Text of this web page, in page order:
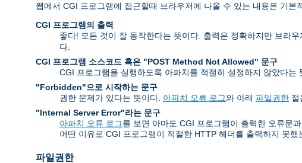
웹에서 CGI 프로그램에 접근할때 브라우저에 나올 수 있는 내용은 기본
CGI 프로그램의 출력
좋다! 모든 것이 잘 동작한다는 뜻이다. 출력은 정확하지만 브라
다.
CGI 프로그램 소스코드 혹은 "POST Method Not Allowed" 문구
CGI 프로그램을 실행하도록 아파치를 적절히 설정하지 않았다는
"Forbidden"으로 시작하는 문구
권한 문제가 있다는 뜻이다. 아파치 오류 로그와 아래 파일권한 절
"Internal Server Error"라는 문구
아파치 오류 로그를 보면 아마도 CGI 프로그램이 출력한 오류문
어떤 이유로 CGI 프로그램이 적절한 HTTP 헤더를 출력하지 못했
파일권한